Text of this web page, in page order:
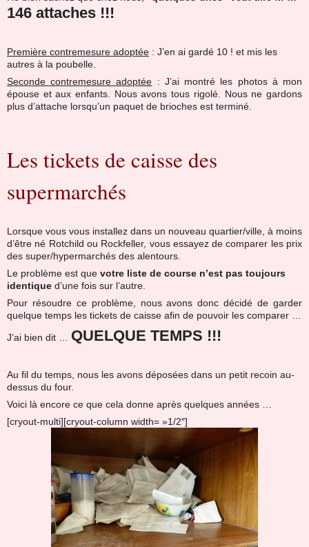
146 attaches !!!
Première contremesure adoptée : J’en ai gardé 10 ! et mis les
autres à la poubelle.
Seconde contremesure adoptée : J’ai montré les photos à mon
épouse et aux enfants. Nous avons tous rigolé. Nous ne gardons
plus d’attache lorsqu’un paquet de brioches est terminé.
Les tickets de caisse des
supermarchés
Lorsque vous vous installez dans un nouveau quartier/ville, à moins
d’être né Rotchild ou Rockfeller, vous essayez de comparer les prix
des super/hypermarchés des alentours.
Le problème est que votre liste de course n’est pas toujours
identique d’une fois sur l’autre.
Pour résoudre ce problème, nous avons donc décidé de garder
quelque temps les tickets de caisse afin de pouvoir les comparer …
J’ai bien dit … QUELQUE TEMPS !!!
Au fil du temps, nous les avons déposées dans un petit recoin au-
dessus du four.
Voici là encore ce que cela donne après quelques années …
[cryout-multi][cryout-column width= »1/2″]